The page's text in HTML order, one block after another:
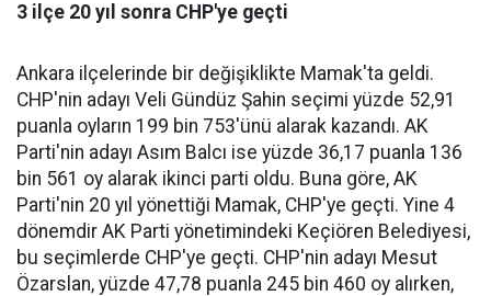
3 ilçe 20 yıl sonra CHP'ye geçti
Ankara ilçelerinde bir değişiklikte Mamak'ta geldi.
CHP'nin adayı Veli Gündüz Şahin seçimi yüzde 52,91
puanla oyların 199 bin 753'ünü alarak kazandı. AK
Parti'nin adayı Asım Balcı ise yüzde 36,17 puanla 136
bin 561 oy alarak ikinci parti oldu. Buna göre, AK
Parti'nin 20 yıl yönettiği Mamak, CHP'ye geçti. Yine 4
dönemdir AK Parti yönetimindeki Keçiören Belediyesi,
bu seçimlerde CHP'ye geçti. CHP'nin adayı Mesut
Özarslan, yüzde 47,78 puanla 245 bin 460 oy alırken,